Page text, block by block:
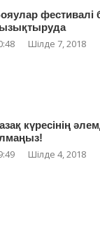
фестивалі
Шілде 7, 2018
күресінің
Шілде 4, 2018